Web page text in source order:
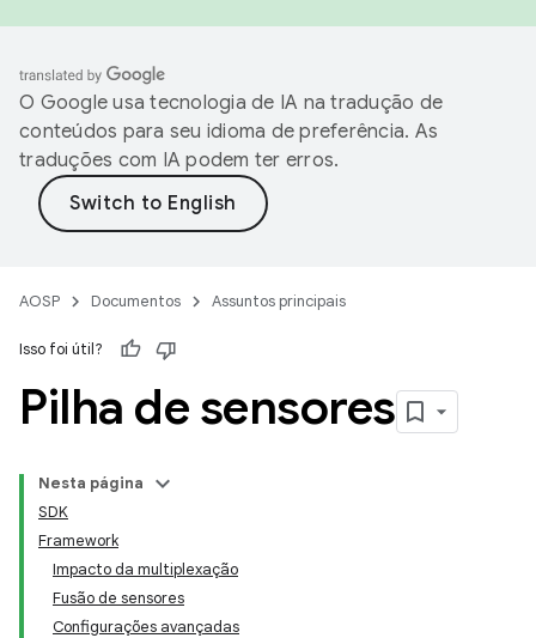
O Google usa tecnologia de IA na tradução de
conteúdos para seu idioma de preferência. As
traduções com IA podem ter erros.
AOSP Documentos Assuntos principais
Isso foi útil?
Pilha de sensores
Nesta página
SDK
Framework
Impacto da multiplexação
Fusão de sensores
Configurações avançadas